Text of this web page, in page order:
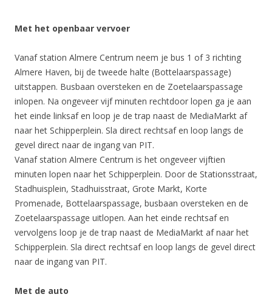
Met het openbaar vervoer
Vanaf station Almere Centrum neem je bus 1 of 3 richting
Almere Haven, bij de tweede halte (Bottelaarspassage)
uitstappen. Busbaan oversteken en de Zoetelaarspassage
inlopen. Na ongeveer vijf minuten rechtdoor lopen ga je aan
het einde linksaf en loop je de trap naast de MediaMarkt af
naar het Schipperplein. Sla direct rechtsaf en loop langs de
gevel direct naar de ingang van PIT.
Vanaf station Almere Centrum is het ongeveer vijftien
minuten lopen naar het Schipperplein. Door de Stationsstraat,
Stadhuisplein, Stadhuisstraat, Grote Markt, Korte
Promenade, Bottelaarspassage, busbaan oversteken en de
Zoetelaarspassage uitlopen. Aan het einde rechtsaf en
vervolgens loop je de trap naast de MediaMarkt af naar het
Schipperplein. Sla direct rechtsaf en loop langs de gevel direct
naar de ingang van PIT.
Met de auto